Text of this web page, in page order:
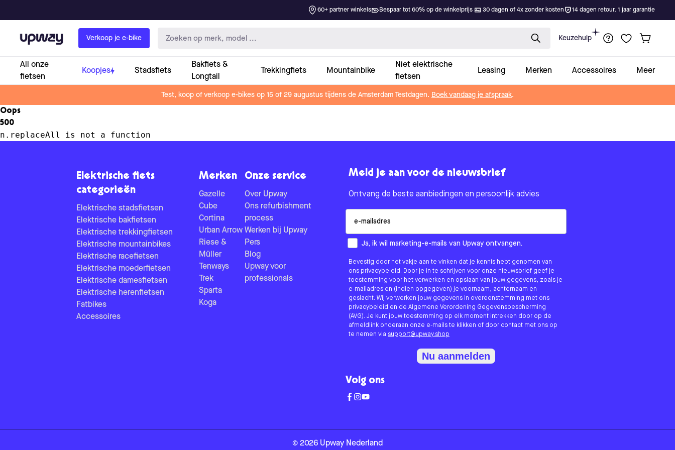
60+ partner winkels Bespaar tot 60% op de winkelprijs 30 dagen of 4x zonder kosten 14 dagen retour, 1 jaar garantie
Upway Verkoop je e-bike Keuzehulp
All onze
fietsen
Koopjes Stadsfiets
Bakfiets &
Longtail
Trekkingfiets Mountainbike
Niet elektrische
fietsen
Leasing Merken Accessoires Meer
Test, koop of verkoop e-bikes op 15 of 29 augustus tijdens de Amsterdam Testdagen. Boek vandaag je afspraak.
Oops
500
n.replaceAll is not a function
Elektrische fiets
categorieën
Elektrische stadsfietsen
Elektrische bakfietsen
Elektrische trekkingfietsen
Elektrische mountainbikes
Elektrische racefietsen
Elektrische moederfietsen
Elektrische damesfietsen
Elektrische herenfietsen
Fatbikes
Accessoires
Merken
Gazelle
Cube
Cortina
Urban Arrow
Riese &
Müller
Tenways
Trek
Sparta
Koga
Onze service
Over Upway
Ons refurbishment
process
Werken bij Upway
Pers
Blog
Upway voor
professionals
Meld je aan voor de nieuwsbrief
Ontvang de beste aanbiedingen en persoonlijk advies
How would you like to hear from us?
Ja, ik wil marketing-e-mails van Upway ontvangen.
Bevestig door het vakje aan te vinken dat je kennis hebt genomen van
ons privacybeleid. Door je in te schrijven voor onze nieuwsbrief geef je
toestemming voor het verwerken en opslaan van jouw gegevens, zoals je
e-mailadres en (indien opgegeven) je voornaam, achternaam en
geslacht. Wij verwerken jouw gegevens in overeenstemming met ons
privacybeleid en de Algemene Verordening Gegevensbescherming
(AVG). Je kunt jouw toestemming op elk moment intrekken door op de
afmeldlink onderaan onze e-mails te klikken of door contact met ons op
te nemen via support@upway.shop
Nu aanmelden
Volg ons
© 2026 Upway Nederland